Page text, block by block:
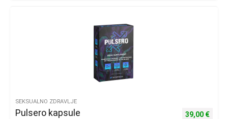
SEKSUALNO ZDRAVLJE
Pulsero kapsule
Izvorna
39,00 €